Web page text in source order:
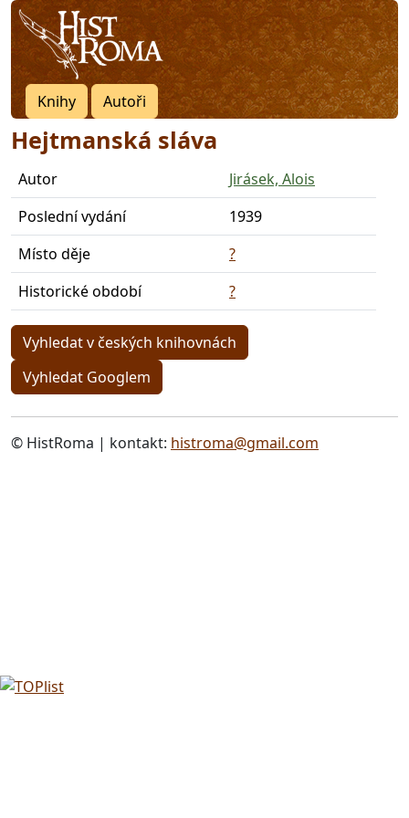
Knihy Autoři
Hejtmanská sláva
Autor
Jirásek, Alois
Poslední vydání
1939
Místo děje
?
Historické období
?
Vyhledat v českých knihovnách
Vyhledat Googlem
© HistRoma | kontakt: histroma@gmail.com